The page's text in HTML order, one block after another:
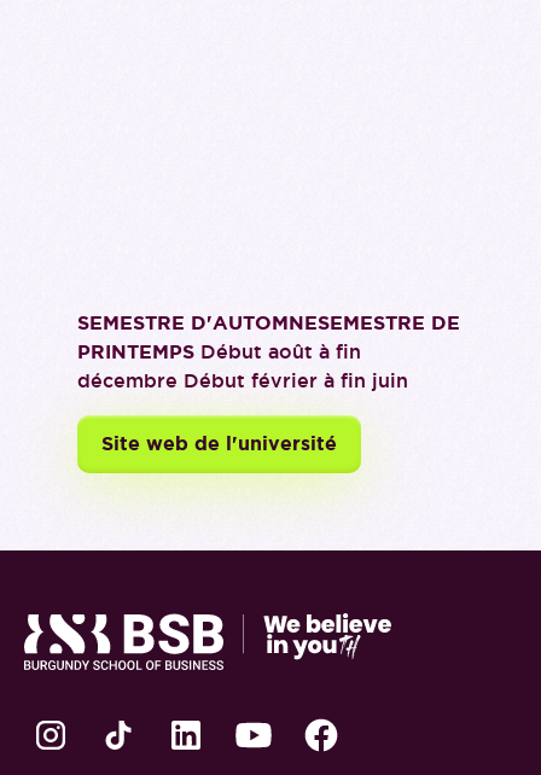
SEMESTRE D'AUTOMNESEMESTRE DE
PRINTEMPS Début août à fin
décembre Début février à fin juin
Site web de l'université